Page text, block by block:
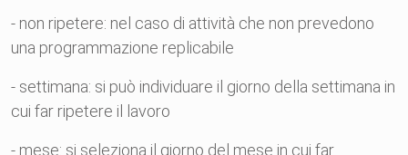
- non ripetere: nel caso di attività che non prevedono
una programmazione replicabile
- settimana: si può individuare il giorno della settimana in
cui far ripetere il lavoro
- mese: si seleziona il giorno del mese in cui far